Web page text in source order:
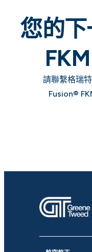
您的
FKM
請聯繫格瑞
Fusion®